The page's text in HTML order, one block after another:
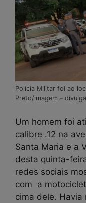
Polícia Militar foi ao
Preto/imagem –
Um homem foi
calibre .12 na
Santa Maria e a
desta quinta-
redes sociais
com a
cima dele. Havia